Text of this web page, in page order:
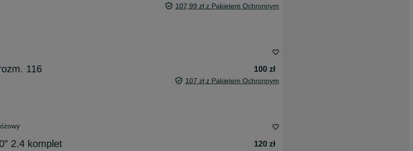
107,99 zł z Pakietem Ochronnym
116
100 zł
107 zł z Pakietem Ochronnym
2.4 komplet
120 zł